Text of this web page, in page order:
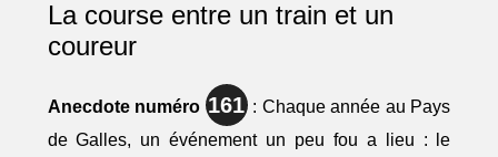
La course entre un train et un
coureur
Anecdote numéro 161: Chaque année au Pays
de Galles, un événement un peu fou a lieu : le